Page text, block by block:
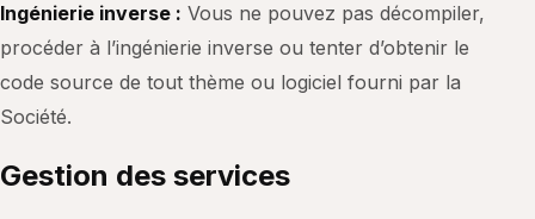
Ingénierie inverse : Vous ne pouvez pas décompiler,
procéder à l’ingénierie inverse ou tenter d’obtenir le
code source de tout thème ou logiciel fourni par la
Société.
Gestion des services